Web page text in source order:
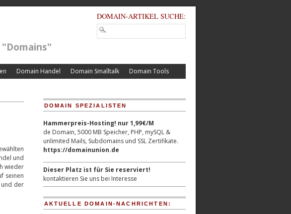
DOMAIN-ARTIKEL SUCHE:
Domain Handel Domain Smalltalk Domain Tools
und
wieder
seinen
und der
DOMAIN SPEZIALISTEN
Hammerpreis-Hosting! nur 1,99€/M
de Domain, 5000 MB Speicher, PHP, mySQL &
unlimited Mails, Subdomains und SSL Zertifikate.
https://domainunion.de
Dieser Platz ist für Sie reserviert!
kontaktieren Sie uns bei Interesse
AKTUELLE DOMAIN-NACHRICHTEN: